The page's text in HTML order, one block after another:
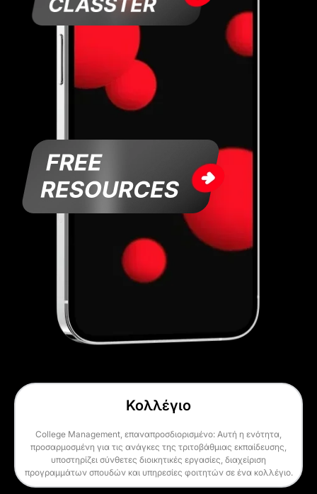
Κολλέγιο
College Management, επαναπροσδιορισμένο: Αυτή η ενότητα,
προσαρμοσμένη για τις ανάγκες της τριτοβάθμιας εκπαίδευσης,
υποστηρίζει σύνθετες διοικητικές εργασίες, διαχείριση
προγραμμάτων σπουδών και υπηρεσίες φοιτητών σε ένα κολλέγιο.